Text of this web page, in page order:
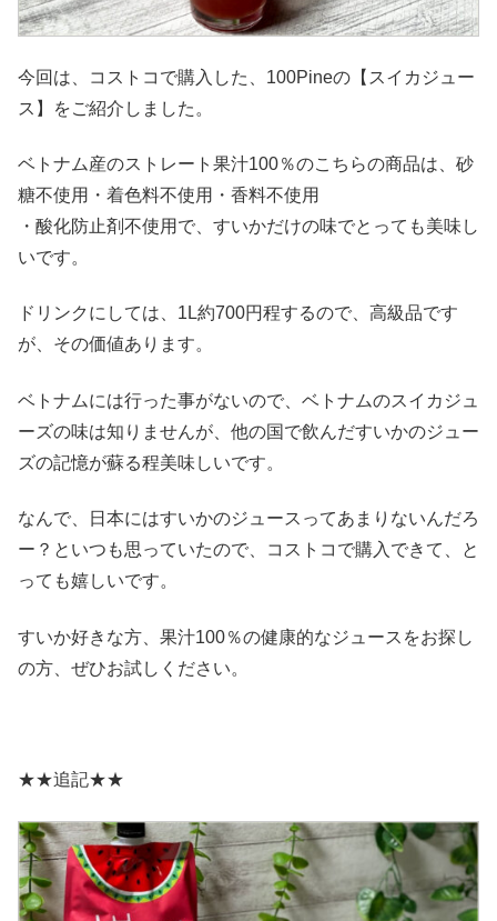
今回は、コストコで購入した、100Pineの【スイカジュー
ス】をご紹介しました。
ベトナム産のストレート果汁100％のこちらの商品は、砂
糖不使用・着色料不使用・香料不使用
・酸化防止剤不使用で、すいかだけの味でとっても美味し
いです。
ドリンクにしては、1L約700円程するので、高級品です
が、その価値あります。
ベトナムには行った事がないので、ベトナムのスイカジュ
ーズの味は知りませんが、他の国で飲んだすいかのジュー
ズの記憶が蘇る程美味しいです。
なんで、日本にはすいかのジュースってあまりないんだろ
ー？といつも思っていたので、コストコで購入できて、と
っても嬉しいです。
すいか好きな方、果汁100％の健康的なジュースをお探し
の方、ぜひお試しください。
★★追記★★